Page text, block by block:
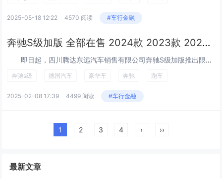
2025-05-18 12:22 4570 阅读 #车行金融
奔驰S级加版 全部在售 2024款 2023款 2022款 2021款 2020款 2019款现购奔驰S级加版享6万优惠
即日起，四川腾达东远汽车销售有限公司奔驰S级加版推出限量特惠，全包售价最低150.80万起，致电咨询还能享受其他优惠政策及增值服务，喜欢这款车的朋友们...
奔驰s级 德国汽车 豪华车 奔驰 跑车
2025-02-08 17:39 4499 阅读 #车行金融
1 2 3 4 › ››
最新文章